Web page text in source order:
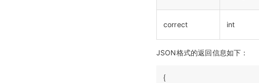
correct int
JSON格式的返回信息如下：
{